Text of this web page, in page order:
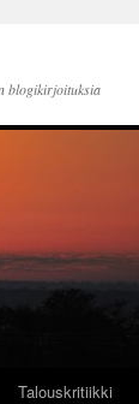
blogikirjoituksia
Talouskritiikki